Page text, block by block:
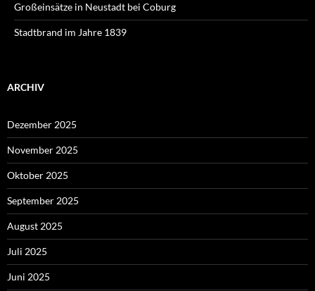
Großeinsätze in Neustadt bei Coburg
Stadtbrand im Jahre 1839
ARCHIV
Dezember 2025
November 2025
Oktober 2025
September 2025
August 2025
Juli 2025
Juni 2025